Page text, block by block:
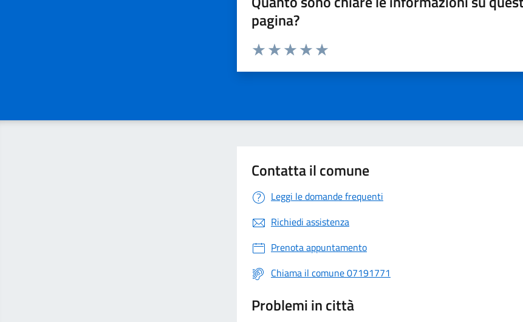
pagina?
Valuta da 1 a 5 stelle la pagina
Contatta il comune
Leggi le domande frequenti
Richiedi assistenza
Prenota appuntamento
Chiama il comune 07191771
Problemi in città